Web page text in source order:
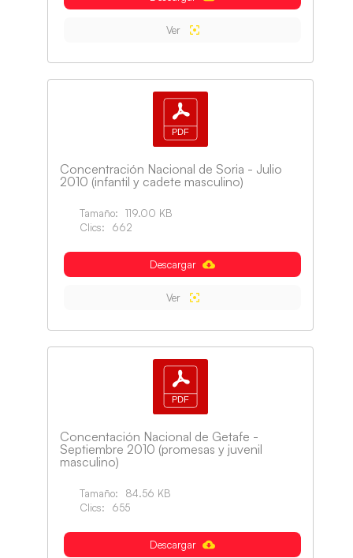
Ver
Concentración Nacional de Soria - Julio
2010 (infantil y cadete masculino)
Tamaño:
119.00 KB
Clics:
662
Descargar
Ver
Concentación Nacional de Getafe -
Septiembre 2010 (promesas y juvenil
masculino)
Tamaño:
84.56 KB
Clics:
655
Descargar